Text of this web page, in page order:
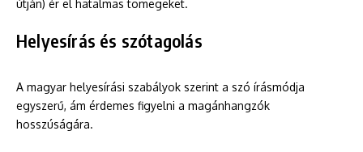
útján) ér el hatalmas tömegeket.
Helyesírás és szótagolás
A magyar helyesírási szabályok szerint a szó írásmódja
egyszerű, ám érdemes figyelni a magánhangzók
hosszúságára.